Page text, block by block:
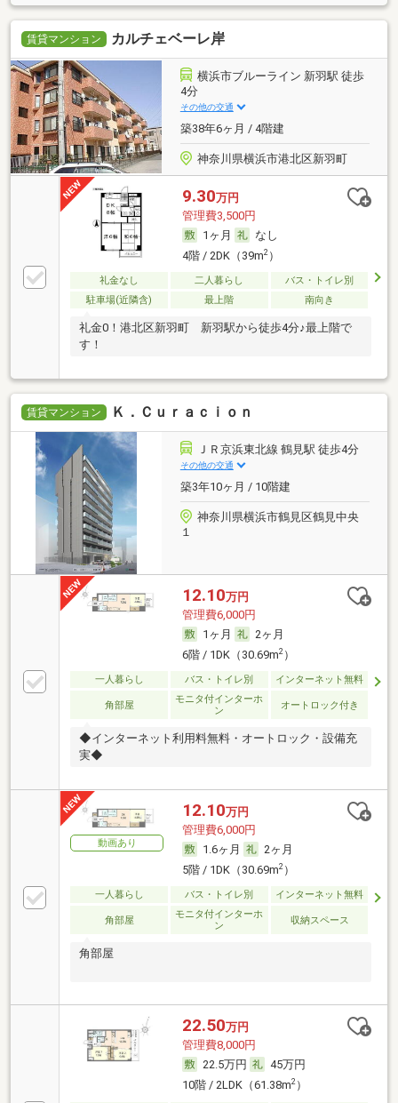
賃貸マンション カルチェベーレ岸
横浜市ブルーライン 新羽駅 徒歩
4分
その他の交通
築38年6ヶ月 / 4階建
神奈川県横浜市港北区新羽町
9.30万円
管理費3,500円
1ヶ月
なし
4階 / 2DK（39m2）
礼金なし 二人暮らし
バス・トイレ別
駐車場(近隣含)
最上階 南向き
礼金0！港北区新羽町 新羽駅から徒歩4分♪最上階で
す！
賃貸マンション Ｋ．Ｃｕｒａｃｉｏｎ
ＪＲ京浜東北線 鶴見駅 徒歩4分
その他の交通
築3年10ヶ月 / 10階建
神奈川県横浜市鶴見区鶴見中央
１
12.10万円
管理費6,000円
1ヶ月
2ヶ月
6階 / 1DK（30.69m2）
一人暮らし バス・トイレ別 インターネット無料
角部屋
モニタ付インターホ
ン
オートロック付き
◆インターネット利用料無料・オートロック・設備充
実◆
動画あり
12.10万円
管理費6,000円
1.6ヶ月
2ヶ月
5階 / 1DK（30.69m2）
一人暮らし バス・トイレ別 インターネット無料
角部屋
モニタ付インターホ
ン
収納スペース
角部屋
22.50万円
管理費8,000円
22.5万円
45万円
10階 / 2LDK（61.38m2）